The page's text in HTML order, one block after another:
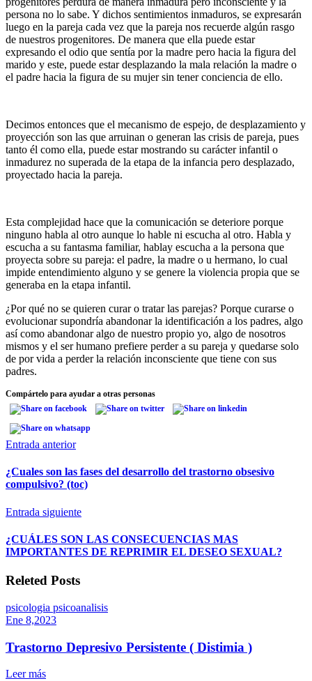
persona no lo sabe. Y dichos sentimientos inmaduros, se expresarán
luego en la pareja cada vez que la pareja nos recuerde algún rasgo
de nuestros progenitores. De manera que ella puede estar
expresando el odio que sentía por la madre pero hacia la figura del
marido y este, puede estar desplazando la mala relación la madre o
el padre hacia la figura de su mujer sin tener conciencia de ello.
Decimos entonces que el mecanismo de espejo, de desplazamiento y
proyección son las que arruinan o generan las crisis de pareja, pues
tanto él como ella, puede estar mostrando su carácter infantil o
inmadurez no superada de la etapa de la infancia pero desplazado,
proyectado hacia la pareja.
Esta complejidad hace que la comunicación se deteriore porque
ninguno habla al otro aunque lo hable ni escucha al otro. Habla y
escucha a su fantasma familiar, hablay escucha a la persona que
proyecta sobre su pareja: el padre, la madre o u hermano, lo cual
impide entendimiento alguno y se genere la violencia propia que se
generaba en la etapa infantil.
¿Por qué no se quieren curar o tratar las parejas? Porque curarse o
evolucionar supondría abandonar la identificación a los padres, algo
así como abandonar algo de nuestro propio yo, algo de nosotros
mismos y el ser humano prefiere perder a su pareja y quedarse solo
de por vida a perder la relación inconsciente que tiene con sus
padres.
Compártelo para ayudar a otras personas
Entrada anterior
¿Cuales son las fases del desarrollo del trastorno obsesivo
compulsivo? (toc)
Entrada siguiente
¿CUÁLES SON LAS CONSECUENCIAS MAS
IMPORTANTES DE REPRIMIR EL DESEO SEXUAL?
Releted Posts
psicologia psicoanalisis
Ene 8,2023
Trastorno Depresivo Persistente ( Distimia )
Leer más